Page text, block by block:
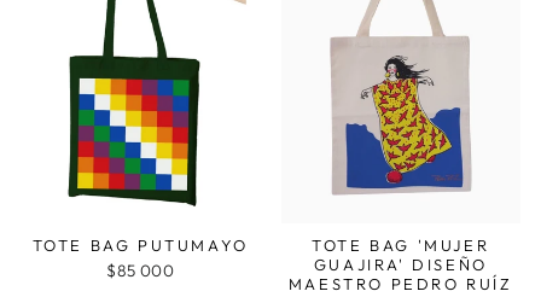
TOTE BAG PUTUMAYO
$85 000
TOTE BAG 'MUJER
GUAJIRA' DISEÑO
MAESTRO PEDRO RUÍZ